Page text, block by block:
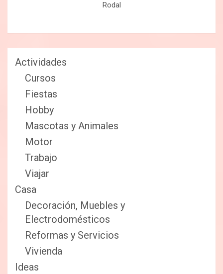
Rodal
Actividades
Cursos
Fiestas
Hobby
Mascotas y Animales
Motor
Trabajo
Viajar
Casa
Decoración, Muebles y
Electrodomésticos
Reformas y Servicios
Vivienda
Ideas